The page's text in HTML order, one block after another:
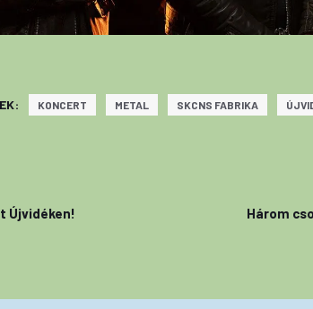
KONCERT METAL SKCNS FABRIKA
Újvidéken!
Három